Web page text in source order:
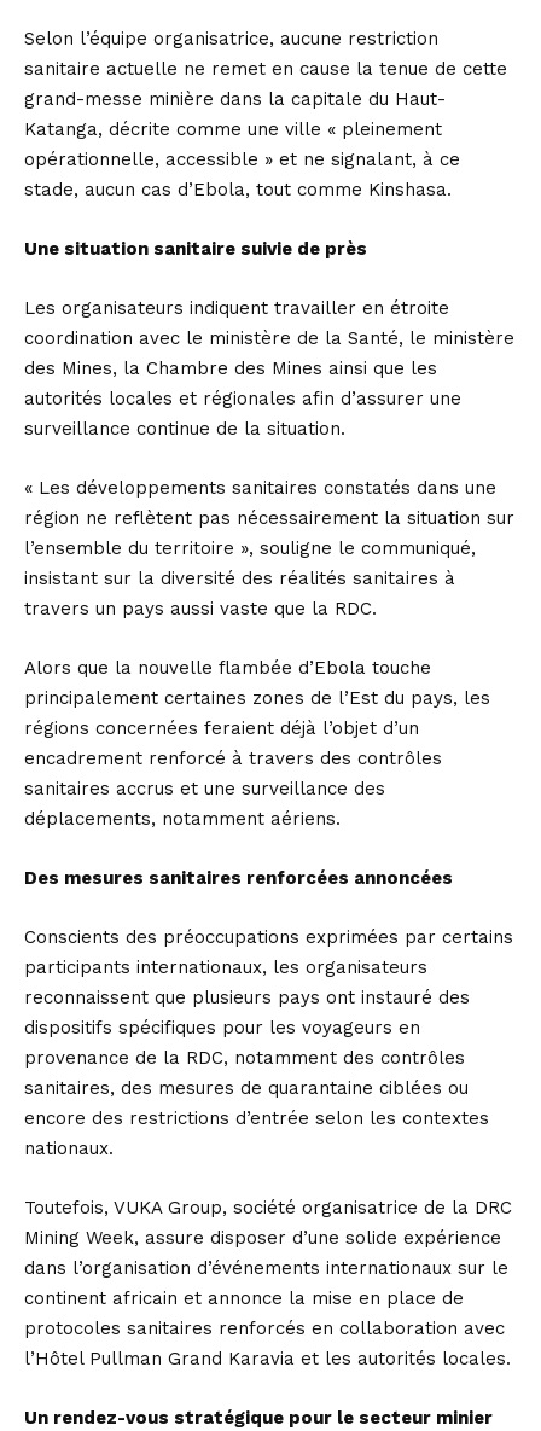
Selon l’équipe organisatrice, aucune restriction
sanitaire actuelle ne remet en cause la tenue de cette
grand-messe minière dans la capitale du Haut-
Katanga, décrite comme une ville « pleinement
opérationnelle, accessible » et ne signalant, à ce
stade, aucun cas d’Ebola, tout comme Kinshasa.
Une situation sanitaire suivie de près
Les organisateurs indiquent travailler en étroite
coordination avec le ministère de la Santé, le ministère
des Mines, la Chambre des Mines ainsi que les
autorités locales et régionales afin d’assurer une
surveillance continue de la situation.
« Les développements sanitaires constatés dans une
région ne reflètent pas nécessairement la situation sur
l’ensemble du territoire », souligne le communiqué,
insistant sur la diversité des réalités sanitaires à
travers un pays aussi vaste que la RDC.
Alors que la nouvelle flambée d’Ebola touche
principalement certaines zones de l’Est du pays, les
régions concernées feraient déjà l’objet d’un
encadrement renforcé à travers des contrôles
sanitaires accrus et une surveillance des
déplacements, notamment aériens.
Des mesures sanitaires renforcées annoncées
Conscients des préoccupations exprimées par certains
participants internationaux, les organisateurs
reconnaissent que plusieurs pays ont instauré des
dispositifs spécifiques pour les voyageurs en
provenance de la RDC, notamment des contrôles
sanitaires, des mesures de quarantaine ciblées ou
encore des restrictions d’entrée selon les contextes
nationaux.
Toutefois, VUKA Group, société organisatrice de la DRC
Mining Week, assure disposer d’une solide expérience
dans l’organisation d’événements internationaux sur le
continent africain et annonce la mise en place de
protocoles sanitaires renforcés en collaboration avec
l’Hôtel Pullman Grand Karavia et les autorités locales.
Un rendez-vous stratégique pour le secteur minier